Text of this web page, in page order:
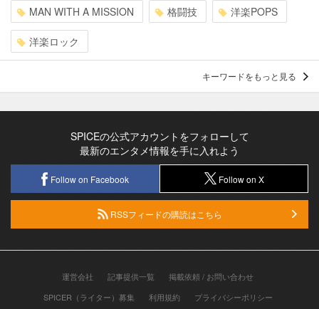
MAN WITH A MISSION 格闘技 洋楽POPS
洋楽ロック
キーワードをもっと見る
SPICEの公式アカウントをフォローして
最新のエンタメ情報を手に入れよう
Follow on Facebook Follow on X
RSSフィードの購読はこちら
運営会社 記事提供一覧
掲載依頼 / お問い合わせ
SPICER（ライター）募集
利用規約 プライバシーポリシー